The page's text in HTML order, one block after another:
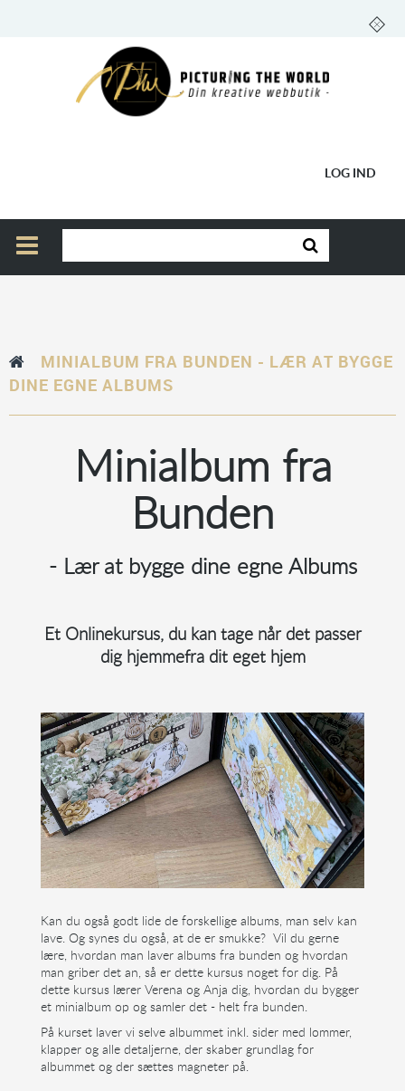
LOG IND
MINIALBUM FRA BUNDEN - LÆR AT BYGGE
DINE EGNE ALBUMS
Minialbum fra
Bunden
- Lær at bygge dine egne Albums
Et Onlinekursus, du kan tage når det passer
dig hjemmefra dit eget hjem
Kan du også godt lide de forskellige albums, man selv kan
lave. Og synes du også, at de er smukke? Vil du gerne
lære, hvordan man laver albums fra bunden og hvordan
man griber det an, så er dette kursus noget for dig. På
dette kursus lærer Verena og Anja dig, hvordan du bygger
et minialbum op og samler det - helt fra bunden.
På kurset laver vi selve albummet inkl. sider med lommer,
klapper og alle detaljerne, der skaber grundlag for
albummet og der sættes magneter på.